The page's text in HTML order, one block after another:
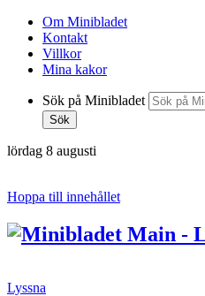
Om Minibladet
Kontakt
Villkor
Mina kakor
Sök på Minibladet
Sök
lördag 8 augusti
Hoppa till innehållet
Lyssna